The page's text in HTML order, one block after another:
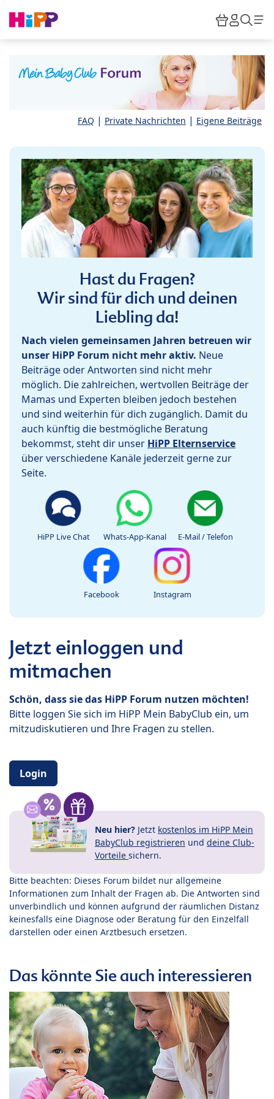
HiPP
FAQ | Private Nachrichten | Eigene Beiträge
Hast du Fragen?
Wir sind für dich und deinen
Liebling da!
Nach vielen gemeinsamen Jahren betreuen wir
unser HiPP Forum nicht mehr aktiv. Neue
Beiträge oder Antworten sind nicht mehr
möglich. Die zahlreichen, wertvollen Beiträge der
Mamas und Experten bleiben jedoch bestehen
und sind weiterhin für dich zugänglich. Damit du
auch künftig die bestmögliche Beratung
bekommst, steht dir unser HiPP Elternservice
über verschiedene Kanäle jederzeit gerne zur
Seite.
HiPP Live Chat Whats-App-Kanal E-Mail / Telefon
Facebook Instagram
Jetzt einloggen und
mitmachen
Schön, dass sie das HiPP Forum nutzen möchten!
Bitte loggen Sie sich im HiPP Mein BabyClub ein, um
mitzudiskutieren und Ihre Fragen zu stellen.
Login
Neu hier? Jetzt kostenlos im HiPP Mein
BabyClub registrieren und deine Club-
Vorteile sichern.
Bitte beachten: Dieses Forum bildet nur allgemeine
Informationen zum Inhalt der Fragen ab. Die Antworten sind
unverbindlich und können aufgrund der räumlichen Distanz
keinesfalls eine Diagnose oder Beratung für den Einzelfall
darstellen oder einen Arztbesuch ersetzen.
Das könnte Sie auch interessieren